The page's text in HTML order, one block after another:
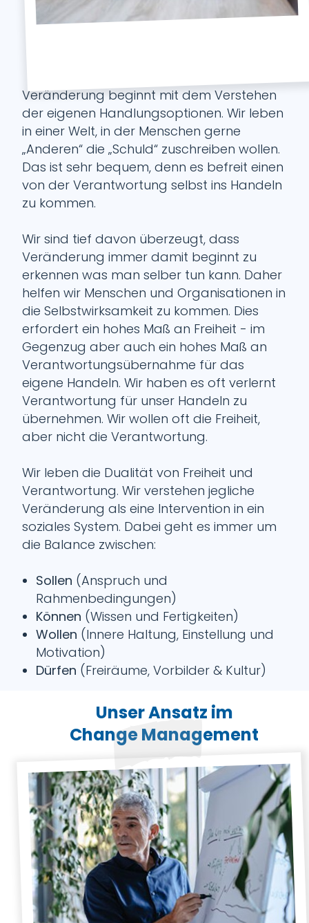
Veränderung beginnt mit dem Verstehen
der eigenen Handlungsoptionen. Wir leben
in einer Welt, in der Menschen gerne
„Anderen“ die „Schuld“ zuschreiben wollen.
Das ist sehr bequem, denn es befreit einen
von der Verantwortung selbst ins Handeln
zu kommen.
Wir sind tief davon überzeugt, dass
Veränderung immer damit beginnt zu
erkennen was man selber tun kann. Daher
helfen wir Menschen und Organisationen in
die Selbstwirksamkeit zu kommen. Dies
erfordert ein hohes Maß an Freiheit - im
Gegenzug aber auch ein hohes Maß an
Verantwortungsübernahme für das
eigene Handeln. Wir haben es oft verlernt
Verantwortung für unser Handeln zu
übernehmen. Wir wollen oft die Freiheit,
aber nicht die Verantwortung.
Wir leben die Dualität von Freiheit und
Verantwortung. Wir verstehen jegliche
Veränderung als eine Intervention in ein
soziales System. Dabei geht es immer um
die Balance zwischen:
Sollen (Anspruch und
Rahmenbedingungen)
Können (Wissen und Fertigkeiten)
Wollen (Innere Haltung, Einstellung und
Motivation)
Dürfen (Freiräume, Vorbilder & Kultur)
Unser Ansatz im
Change Management